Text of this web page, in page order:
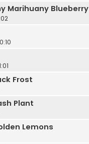
Marihuany Blueberry
Frost
Plant
Lemons